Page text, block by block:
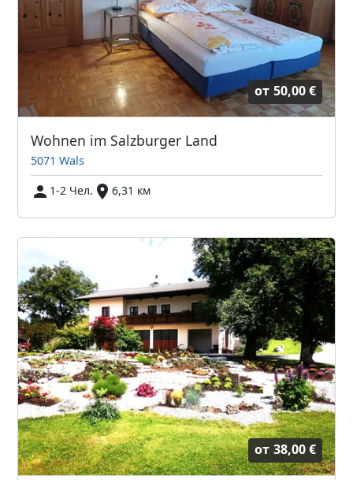
от 50,00 €
Wohnen im Salzburger Land
5071 Wals
1-2 Чел.
6,31 км
от 38,00 €